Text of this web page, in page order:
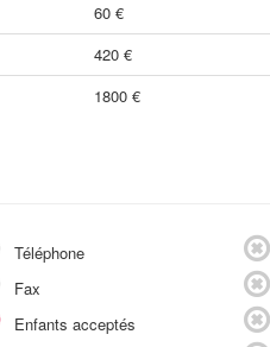
60 €
420 €
1800 €
Téléphone
Fax
Enfants acceptés